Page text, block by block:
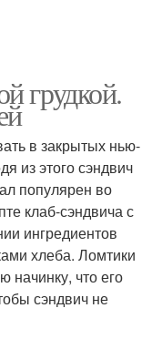
грудкой.
в закрытых нью-
из этого сэндвич
популярен во
клаб-сэндвича с
ингредиентов
хлеба. Ломтики
начинку, что его
сэндвич не